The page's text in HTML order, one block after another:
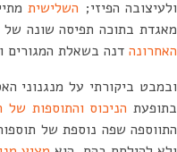
ולעיצובה הפיזי; השלישית
מאגדת בתוכה תפיסה שונה של
האחרונה דנה בשאלת המגורים
ובמבט ביקורתי על מנגנוני
בתופעת הניכוס והתוספות
התווספה שפה נוספת של